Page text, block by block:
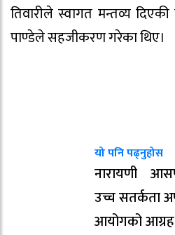
तिवारीले स्वागत मन्तव्य
पाण्डेले सहजीकरण गरेका थिए।
यो पनि पढ्नुहोस
नारायणी
उच्च सतर्कता
आयोगको आग्रह